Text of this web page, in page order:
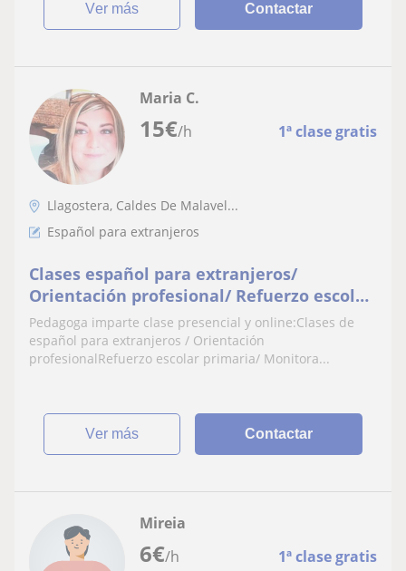
ver más Contactar
15€/h 1ª clase gratis
Maria C.
Llagostera, Caldes De Malavel...
Español para extranjeros
Clases español para extranjeros/
Orientación profesional/ Refuerzo escolar
primaria/ Monitora dinámica de juegos/
Redacción contenido educativo
Pedagoga imparte clase presencial y online:Clases de
español para extranjeros / Orientación
profesionalRefuerzo escolar primaria/ Monitora...
ver más Contactar
6€/h 1ª clase gratis
Mireia